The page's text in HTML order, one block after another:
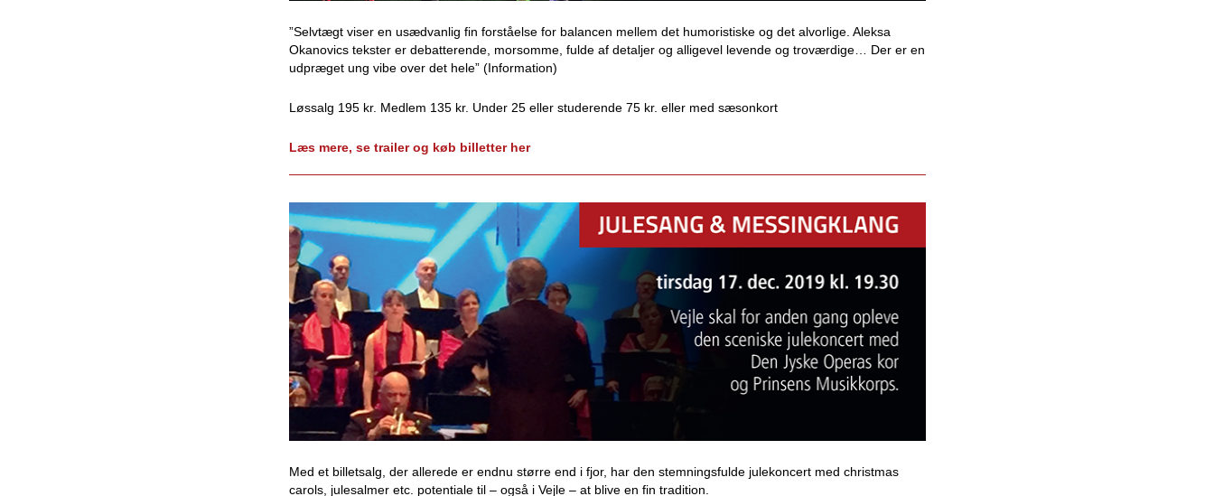
”Selvtægt viser en usædvanlig fin forståelse for balancen mellem det humoristiske og det alvorlige. Aleksa
Okanovics tekster er debatterende, morsomme, fulde af detaljer og alligevel levende og troværdige… Der er en
udpræget ung vibe over det hele” (Information)
Løssalg 195 kr. Medlem 135 kr. Under 25 eller studerende 75 kr. eller med sæsonkort
Læs mere, se trailer og køb billetter her
Med et billetsalg, der allerede er endnu større end i fjor, har den stemningsfulde julekoncert med christmas
carols, julesalmer etc. potentiale til – også i Vejle – at blive en fin tradition.